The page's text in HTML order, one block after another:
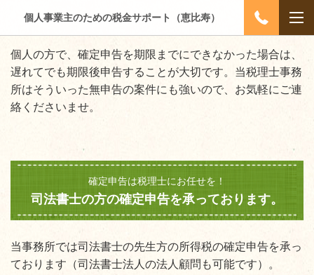
個人事業主のための税金サポート（恵比寿）
個人の方で、確定申告を期限までにできなかった場合は、
遅れてでも期限後申告することが大切です。当税理士事務
所はそういった無申告の案件にも強いので、お気軽にご連
絡くださいませ。
確定申告は税理士にお任せを！
司法書士の方の確定申告を承っております。
当事務所では司法書士の先生方の所得税の確定申告を承っ
ております（司法書士法人の法人顧問も可能です）。